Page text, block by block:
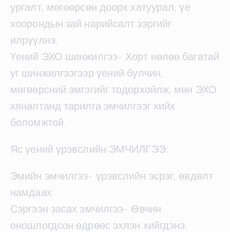
ургалт, мөгөөрсөн доорх хатуурал, үе
хоорондын зай нарийсалт зэргийг
илрүүлнэ.
Үений ЭХО шинжилгээ- Хорт нөлөө багатай
уг шинжилгээгээр үений булчин,
мөгөөрсний эмгэгийг тодорхойлж, мөн ЭХО
хяналтанд тарилга эмчилгээг хийх
боломжтой.
Яс үений үрэвслийн ЭМЧИЛГЭЭ:
Эмийн эмчилгээ- үрэвслийн эсрэг, өвдөлт
намдаах
Сэргээн засах эмчилгээ- Өвчин
оношлогдсон өдрөөс эхлэн хийгдэнэ.